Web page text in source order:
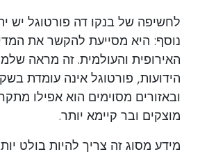
לחשיפה של בנקו דה פורטוגל יש
נוסף: היא מסייעת להקשר את
האירופית והעולמית. זה מראה
הידועות, פורטוגל אינה עומדת
ובאזורים מסוימים הוא אפילו
מוצקים ובר קיימא יותר.
מידע מסוג זה צריך להיות בולט